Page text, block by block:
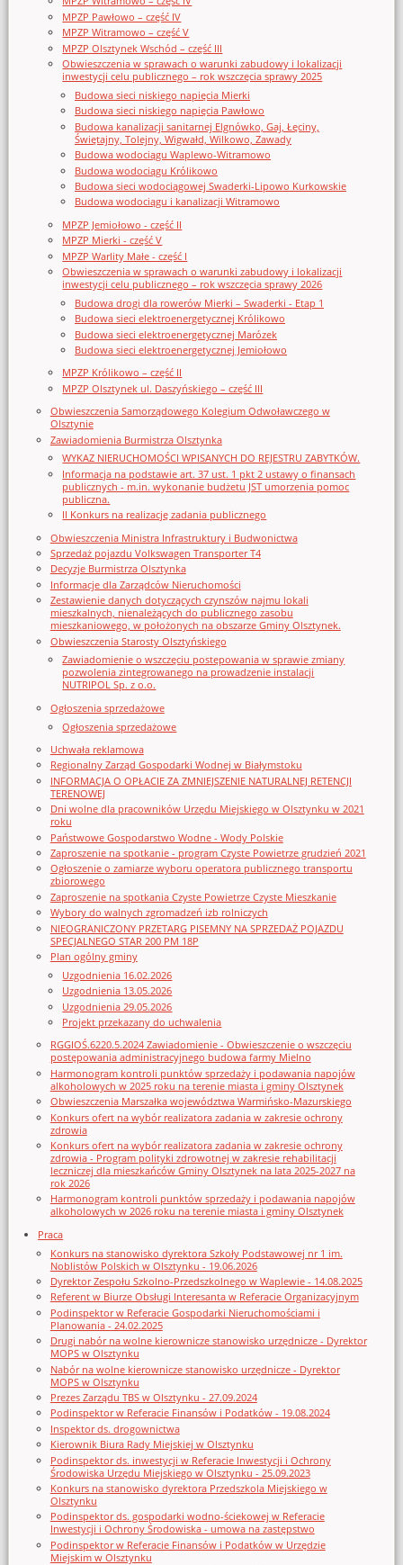
MPZP Pawłowo – część IV
MPZP Witramowo – część V
MPZP Olsztynek Wschód – część III
Obwieszczenia w sprawach o warunki zabudowy i lokalizacji
inwestycji celu publicznego – rok wszczęcia sprawy 2025
Budowa sieci niskiego napięcia Mierki
Budowa sieci niskiego napięcia Pawłowo
Budowa kanalizacji sanitarnej Elgnówko, Gaj, Łęciny,
Świętajny, Tolejny, Wigwałd, Wilkowo, Zawady
Budowa wodociągu Waplewo-Witramowo
Budowa wodociągu Królikowo
Budowa sieci wodociągowej Swaderki-Lipowo Kurkowskie
Budowa wodociągu i kanalizacji Witramowo
MPZP Jemiołowo - część II
MPZP Mierki - część V
MPZP Warlity Małe - część I
Obwieszczenia w sprawach o warunki zabudowy i lokalizacji
inwestycji celu publicznego – rok wszczęcia sprawy 2026
Budowa drogi dla rowerów Mierki – Swaderki - Etap 1
Budowa sieci elektroenergetycznej Królikowo
Budowa sieci elektroenergetycznej Marózek
Budowa sieci elektroenergetycznej Jemiołowo
MPZP Królikowo – część II
MPZP Olsztynek ul. Daszyńskiego – część III
Obwieszczenia Samorządowego Kolegium Odwoławczego w
Olsztynie
Zawiadomienia Burmistrza Olsztynka
WYKAZ NIERUCHOMOŚCI WPISANYCH DO REJESTRU ZABYTKÓW.
Informacja na podstawie art. 37 ust. 1 pkt 2 ustawy o finansach
publicznych - m.in. wykonanie budżetu JST umorzenia pomoc
publiczna.
II Konkurs na realizację zadania publicznego
Obwieszczenia Ministra Infrastruktury i Budwonictwa
Sprzedaż pojazdu Volkswagen Transporter T4
Decyzje Burmistrza Olsztynka
Informacje dla Zarządców Nieruchomości
Zestawienie danych dotyczących czynszów najmu lokali
mieszkalnych, nienależących do publicznego zasobu
mieszkaniowego, w położonych na obszarze Gminy Olsztynek.
Obwieszczenia Starosty Olsztyńskiego
Zawiadomienie o wszczęciu postępowania w sprawie zmiany
pozwolenia zintegrowanego na prowadzenie instalacji
NUTRIPOL Sp. z o.o.
Ogłoszenia sprzedażowe
Ogłoszenia sprzedażowe
Uchwała reklamowa
Regionalny Zarząd Gospodarki Wodnej w Białymstoku
INFORMACJA O OPŁACIE ZA ZMNIEJSZENIE NATURALNEJ RETENCJI
TERENOWEJ
Dni wolne dla pracowników Urzędu Miejskiego w Olsztynku w 2021
roku
Państwowe Gospodarstwo Wodne - Wody Polskie
Zaproszenie na spotkanie - program Czyste Powietrze grudzień 2021
Ogłoszenie o zamiarze wyboru operatora publicznego transportu
zbiorowego
Zaproszenie na spotkania Czyste Powietrze Czyste Mieszkanie
Wybory do walnych zgromadzeń izb rolniczych
NIEOGRANICZONY PRZETARG PISEMNY NA SPRZEDAŻ POJAZDU
SPECJALNEGO STAR 200 PM 18P
Plan ogólny gminy
Uzgodnienia 16.02.2026
Uzgodnienia 13.05.2026
Uzgodnienia 29.05.2026
Projekt przekazany do uchwalenia
RGGIOŚ.6220.5.2024 Zawiadomienie - Obwieszczenie o wszczęciu
postępowania administracyjnego budowa farmy Mielno
Harmonogram kontroli punktów sprzedaży i podawania napojów
alkoholowych w 2025 roku na terenie miasta i gminy Olsztynek
Obwieszczenia Marszałka województwa Warmińsko-Mazurskiego
Konkurs ofert na wybór realizatora zadania w zakresie ochrony
zdrowia
Konkurs ofert na wybór realizatora zadania w zakresie ochrony
zdrowia - Program polityki zdrowotnej w zakresie rehabilitacji
leczniczej dla mieszkańców Gminy Olsztynek na lata 2025-2027 na
rok 2026
Harmonogram kontroli punktów sprzedaży i podawania napojów
alkoholowych w 2026 roku na terenie miasta i gminy Olsztynek
Praca
Konkurs na stanowisko dyrektora Szkoły Podstawowej nr 1 im.
Noblistów Polskich w Olsztynku - 19.06.2026
Dyrektor Zespołu Szkolno-Przedszkolnego w Waplewie - 14.08.2025
Referent w Biurze Obsługi Interesanta w Referacie Organizacyjnym
Podinspektor w Referacie Gospodarki Nieruchomościami i
Planowania - 24.02.2025
Drugi nabór na wolne kierownicze stanowisko urzędnicze - Dyrektor
MOPS w Olsztynku
Nabór na wolne kierownicze stanowisko urzędnicze - Dyrektor
MOPS w Olsztynku
Prezes Zarządu TBS w Olsztynku - 27.09.2024
Podinspektor w Referacie Finansów i Podatków - 19.08.2024
Inspektor ds. drogownictwa
Kierownik Biura Rady Miejskiej w Olsztynku
Podinspektor ds. inwestycji w Referacie Inwestycji i Ochrony
Środowiska Urzędu Miejskiego w Olsztynku - 25.09.2023
Konkurs na stanowisko dyrektora Przedszkola Miejskiego w
Olsztynku
Podinspektor ds. gospodarki wodno-ściekowej w Referacie
Inwestycji i Ochrony Środowiska - umowa na zastępstwo
Podinspektor w Referacie Finansów i Podatków w Urzędzie
Miejskim w Olsztynku